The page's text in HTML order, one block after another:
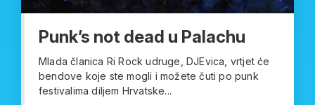
Punk’s not dead u Palachu
Mlada članica Ri Rock udruge, DJEvica, vrtjet će
bendove koje ste mogli i možete čuti po punk
festivalima diljem Hrvatske...